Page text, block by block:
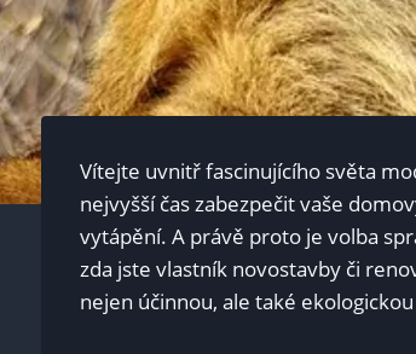
Vítejte uvnitř fascinujícího světa
nejvyšší čas zabezpečit vaše
vytápění. A právě proto je volba
zda jste vlastník novostavby či
nejen účinnou, ale také